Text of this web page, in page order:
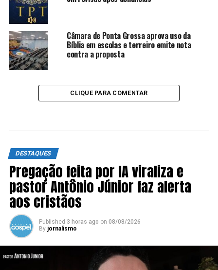
Câmara de Ponta Grossa aprova uso da
Bíblia em escolas e terreiro emite nota
contra a proposta
CLIQUE PARA COMENTAR
DESTAQUES
Pregação feita por IA viraliza e
pastor Antônio Júnior faz alerta
aos cristãos
Published 3 horas ago on 08/08/2026
By jornalismo